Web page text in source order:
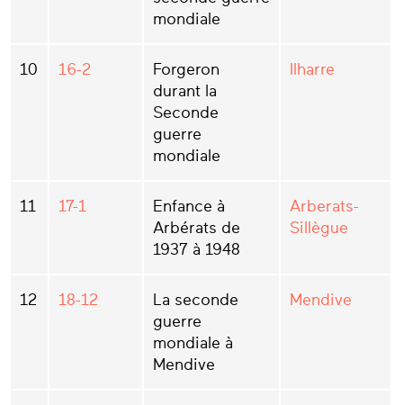
mondiale
10 16-2
Forgeron
durant la
Seconde
guerre
mondiale
Ilharre
11 17-1
Enfance à
Arbérats de
1937 à 1948
Arberats-
Sillègue
12 18-12
La seconde
guerre
mondiale à
Mendive
Mendive